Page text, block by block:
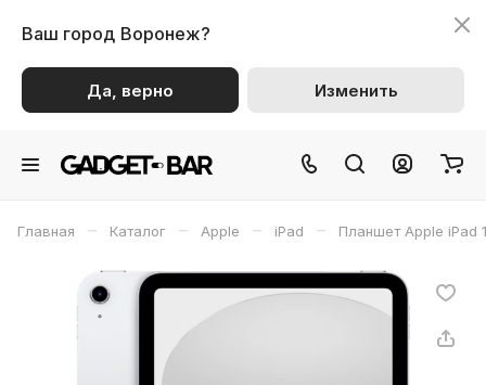
Ваш город Воронеж?
Да, верно Изменить
Главная – Каталог – Apple – iPad – Планшет Apple iPad